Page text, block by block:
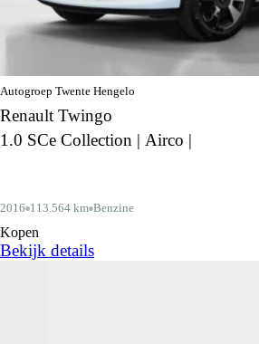
Autogroep Twente Hengelo
Renault Twingo
1.0 SCe Collection | Airco |
2016 113.564 km Benzine
Kopen
Bekijk details